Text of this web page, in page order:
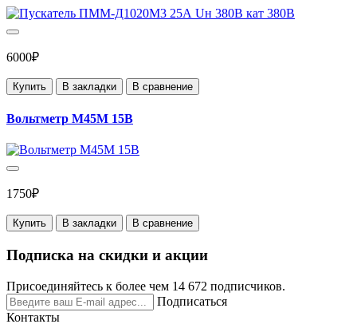
6000₽
Купить В закладки В сравнение
Вольтметр М45М 15В
1750₽
Купить В закладки В сравнение
Подписка на скидки и акции
Присоединяйтесь к более чем 14 672 подписчиков.
Подписаться
Контакты